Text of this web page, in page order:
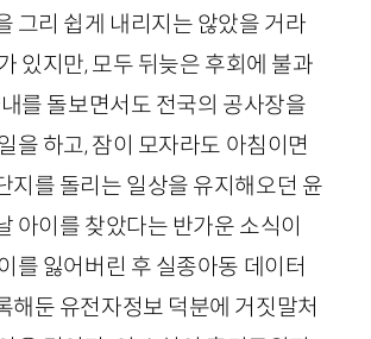
그리 쉽게 내리지는 않았을 거라
있지만, 모두 뒤늦은 후회에 불과
를 돌보면서도 전국의 공사장을
을 하고, 잠이 모자라도 아침이면
지를 돌리는 일상을 유지해오던 윤
아이를 찾았다는 반가운 소식이
를 잃어버린 후 실종아동 데이터
해둔 유전자정보 덕분에 거짓말처